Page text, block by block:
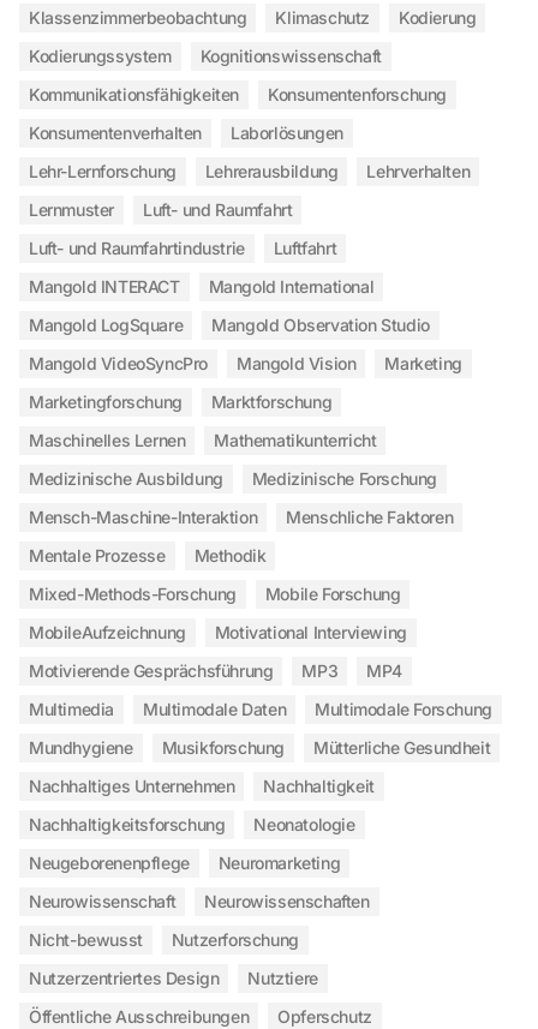
Klassenzimmerbeobachtung Klimaschutz
Kodierung
Kodierungssystem
Kognitionswissenschaft
Kommunikationsfähigkeiten
Konsumentenforschung
Konsumentenverhalten
Laborlösungen
Lehr-Lernforschung
Lehrerausbildung
Lehrverhalten
Lernmuster
Luft- und Raumfahrt
Luft- und Raumfahrtindustrie
Luftfahrt
Mangold INTERACT
Mangold International
Mangold LogSquare
Mangold Observation Studio
Mangold VideoSyncPro
Mangold Vision
Marketing
Marketingforschung
Marktforschung
Maschinelles Lernen
Mathematikunterricht
Medizinische Ausbildung
Medizinische Forschung
Mensch-Maschine-Interaktion
Menschliche Faktoren
Mentale Prozesse
Methodik
Mixed-Methods-Forschung
Mobile Forschung
MobileAufzeichnung
Motivational Interviewing
Motivierende Gesprächsführung
MP3
MP4
Multimedia
Multimodale Daten
Multimodale Forschung
Mundhygiene
Musikforschung
Mütterliche Gesundheit
Nachhaltiges Unternehmen
Nachhaltigkeit
Nachhaltigkeitsforschung
Neonatologie
Neugeborenenpflege
Neuromarketing
Neurowissenschaft
Neurowissenschaften
Nicht-bewusst
Nutzerforschung
Nutzerzentriertes Design
Nutztiere
Öffentliche Ausschreibungen
Opferschutz